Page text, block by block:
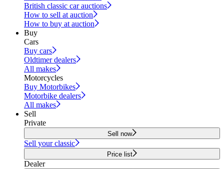
British classic car auctions
How to sell at auction
How to buy at auction
Buy
Cars
Buy cars
Oldtimer dealers
All makes
Motorcycles
Buy Motorbikes
Motorbike dealers
All makes
Sell
Private
Sell now
Sell your classic
Price list
Dealer